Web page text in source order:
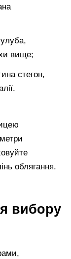
вище;
стегон,
облягання.
вибору